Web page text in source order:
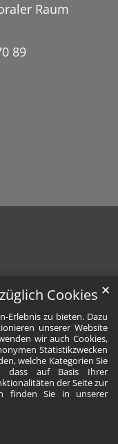
Cookies
Erlebnis zu bieten. Dazu
unserer Website
wir auch Cookies,
Statistikzwecken
welche Kategorien Sie
dass auf Basis Ihrer
der Seite zur
finden Sie in unserer
✕
Raum
89
auf
am Center